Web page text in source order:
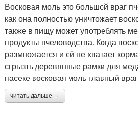
Восковая моль это большой враг
как она полностью уничтожает
также в пищу может употреблять
продукты пчеловодства. Когда
размножается и ей не хватает
сгрызть деревянные рамки для
пасеке восковая моль главный
читать дальше →